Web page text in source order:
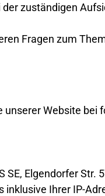
zuständigen
Fragen zum
unserer Website bei
SE, Elgendorfer
inklusive Ihrer IP-